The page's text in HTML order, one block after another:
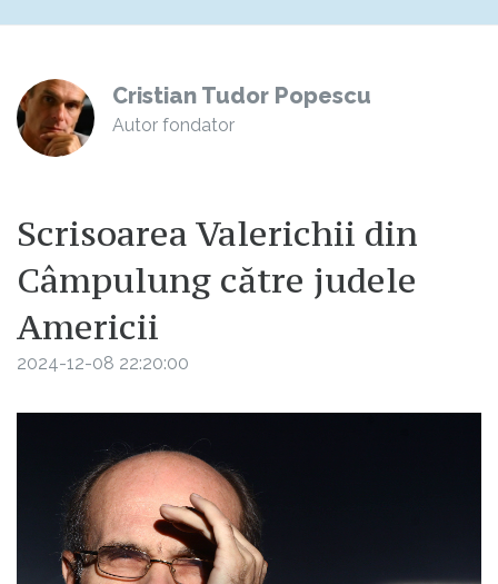
Cristian Tudor Popescu
Autor fondator
Scrisoarea Valerichii din
Câmpulung către judele
Americii
2024-12-08 22:20:00